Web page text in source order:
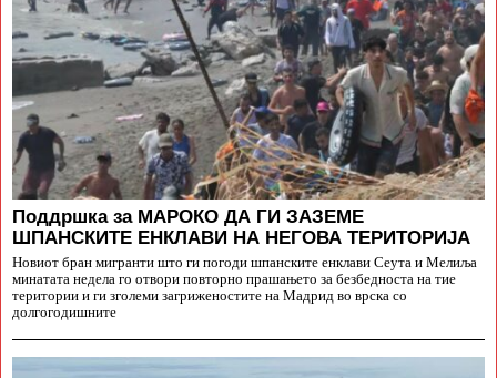
Поддршка за МАРОКО ДА ГИ ЗАЗЕМЕ
ШПАНСКИТЕ ЕНКЛАВИ НА НЕГОВА ТЕРИТОРИЈА
Новиот бран мигранти што ги погоди шпанските енклави Сеута и Мелиља
минатата недела го отвори повторно прашањето за безбедноста на тие
територии и ги зголеми загриженостите на Мадрид во врска со
долгогодишните